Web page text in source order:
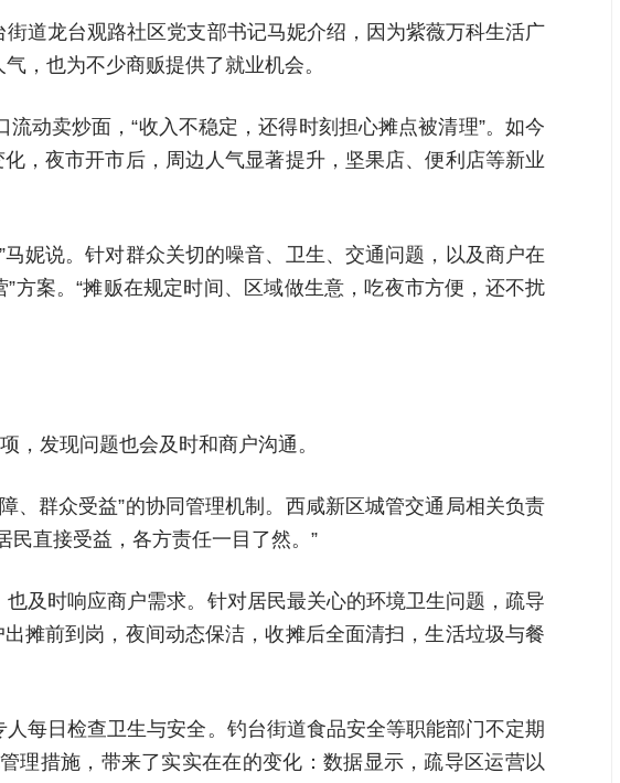
道龙台观路社区党支部书记马妮介绍，因为紫薇万科生活广
，也为不少商贩提供了就业机会。
动卖炒面，“收入不稳定，还得时刻担心摊点被清理”。如今
，夜市开市后，周边人气显著提升，坚果店、便利店等新业
妮说。针对群众关切的噪音、卫生、交通问题，以及商户在
方案。“摊贩在规定时间、区域做生意，吃夜市方便，还不扰
，发现问题也会及时和商户沟通。
、群众受益”的协同管理机制。西咸新区城管交通局相关负责
民直接受益，各方责任一目了然。”
及时响应商户需求。针对居民最关心的环境卫生问题，疏导
摊前到岗，夜间动态保洁，收摊后全面清扫，生活垃圾与餐
每日检查卫生与安全。钓台街道食品安全等职能部门不定期
理措施，带来了实实在在的变化：数据显示，疏导区运营以